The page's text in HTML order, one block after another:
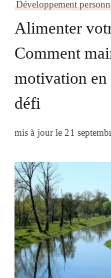
Développement
Alimenter
Comment
motivation en
défi
mis à jour le 21